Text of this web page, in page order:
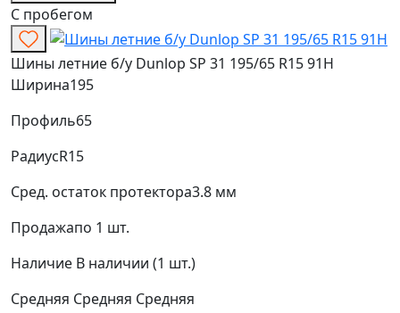
С пробегом
Шины летние б/у Dunlop SP 31 195/65 R15 91H
Ширина195
Профиль65
РадиусR15
Сред. остаток протектора3.8 мм
Продажапо 1 шт.
Наличие В наличии (1 шт.)
Средняя Средняя Средняя